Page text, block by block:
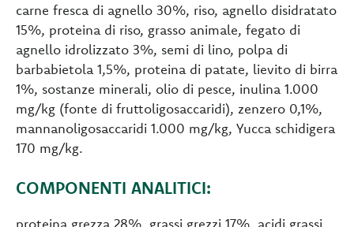
carne fresca di agnello 30%, riso, agnello disidratato
15%, proteina di riso, grasso animale, fegato di
agnello idrolizzato 3%, semi di lino, polpa di
barbabietola 1,5%, proteina di patate, lievito di birra
1%, sostanze minerali, olio di pesce, inulina 1.000
mg/kg (fonte di fruttoligosaccaridi), zenzero 0,1%,
mannanoligosaccaridi 1.000 mg/kg, Yucca schidigera
170 mg/kg.
COMPONENTI ANALITICI:
proteina grezza 28%, grassi grezzi 17%, acidi grassi